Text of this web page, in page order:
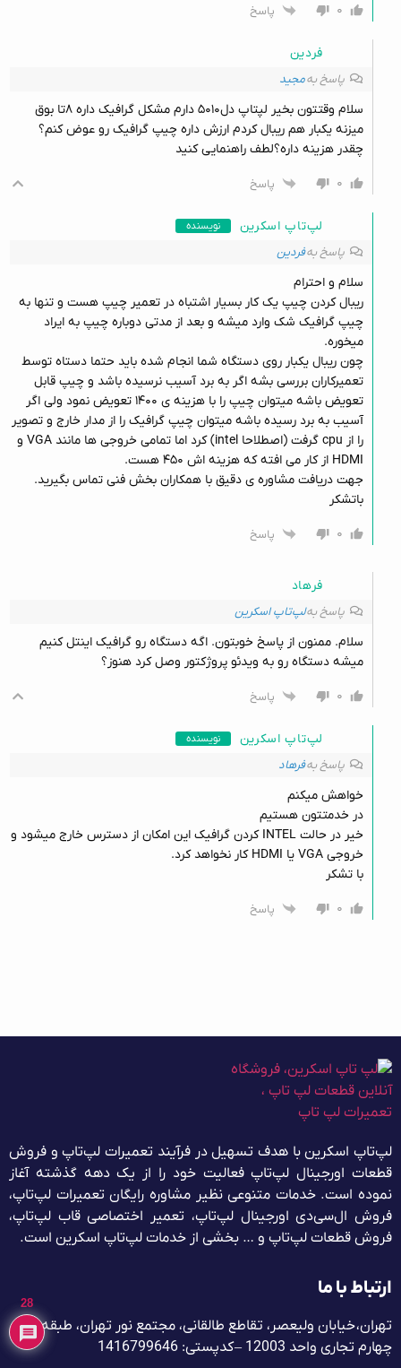
۰
پاسخ
فردین
پاسخ بهمجید
سلام وقتتون بخیر لپتاپ دل۵۰۱۰ دارم مشکل گرافیک داره ۸تا بوق
میزنه یکبار هم ریبال کردم ارزش داره چیپ گرافیک رو عوض کنم؟
چقدر هزینه داره؟لطف راهنمایی کنید
۰
پاسخ
لپ‌تاپ اسکرین نویسنده
پاسخ بهفردین
سلام و احترام
ریبال کردن چیپ یک کار بسیار اشتباه در تعمیر چیپ هست و تنها به
چیپ گرافیک شک وارد میشه و بعد از مدتی دوباره چیپ به ایراد
میخوره.
چون ریبال یکبار روی دستگاه شما انجام شده باید حتما دستاه توسط
تعمیرکاران بررسی بشه اگر به برد آسیب نرسیده باشد و چیپ قابل
تعویض باشه میتوان چیپ را با هزینه ی ۱۴۰۰ تعویض نمود ولی اگر
آسیب به برد رسیده باشه میتوان چیپ گرافیک را از مدار خارج و تصویر
را از cpu گرفت (اصطلاحا intel) کرد اما تمامی خروجی ها مانند VGA و
HDMI از کار می افته که هزینه اش ۴۵۰ هست.
جهت دریافت مشاوره ی دقیق با همکاران بخش فنی تماس بگیرید.
باتشکر
۰
پاسخ
فرهاد
پاسخ بهلپ‌تاپ اسکرین
سلام. ممنون از پاسخ خوبتون. اگه دستگاه رو گرافیک اینتل کنیم
میشه دستگاه رو به ویدئو پروژکتور وصل کرد هنوز؟
۰
پاسخ
لپ‌تاپ اسکرین نویسنده
پاسخ بهفرهاد
خواهش میکنم
در خدمتتون هستیم
خیر در حالت INTEL کردن گرافیک این امکان از دسترس خارج میشود و
خروجی VGA یا HDMI کار نخواهد کرد.
با تشکر
۰
پاسخ
لپ‌تاپ اسکرین با هدف تسهیل در فرآیند تعمیرات لپ‌تاپ و فروش
قطعات اورجینال لپ‌تاپ فعالیت خود را از یک دهه گذشته آغاز
نموده است. خدمات متنوعی نظیر مشاوره رایگان تعمیرات لپ‌تاپ،
فروش ال‌سی‌دی اورجینال لپ‌تاپ، تعمیر اختصاصی قاب لپ‌تاپ،
فروش قطعات لپ‌تاپ و … بخشی از خدمات لپ‌تاپ اسکرین است.
ارتباط با ما
تهران، خیابان ولیعصر، تقاطع طالقانی، مجتمع نور تهران، طبقه
چهارم تجاری واحد 12003 – کدپستی: 1416799646
28